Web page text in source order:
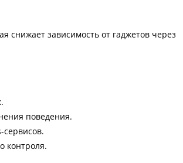
снижает зависимость от гаджетов через
поведения.
контроля.